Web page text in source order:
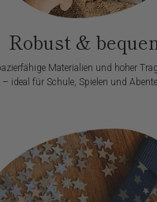
Robust &
Materialien und hoher
– ideal für Schule, Spielen und